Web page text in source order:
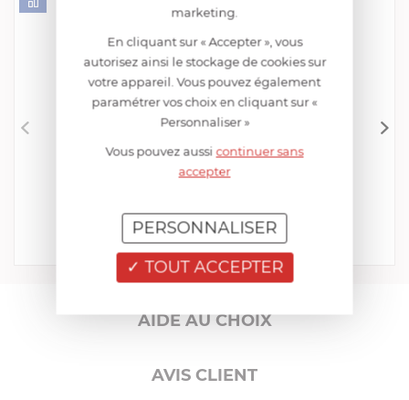
CRISTEL
Presse Purée
29,52 €
Comparer
Acheter
AIDE AU CHOIX
AVIS CLIENT
marketing.
En cliquant sur « Accepter », vous
autorisez ainsi le stockage de cookies sur
votre appareil. Vous pouvez également
paramétrer vos choix en cliquant sur «
Personnaliser »
Vous pouvez aussicontinuer sans
accepter
TOUT ACCEPTER
PERSONNALISER